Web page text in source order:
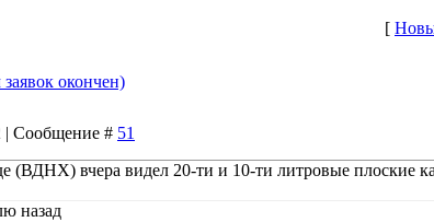
[
окончен)
| Сообщение # 51
(ВДНХ) вчера видел 20-ти и 10-ти литровые плоские
назад